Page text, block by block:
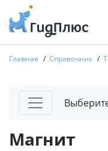
Главная Справочник
Магнит